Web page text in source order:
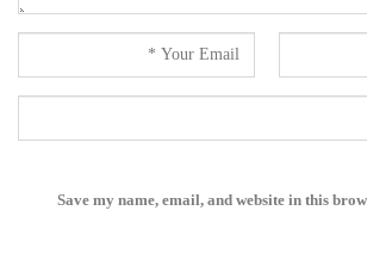
Save my name, email, and website in this